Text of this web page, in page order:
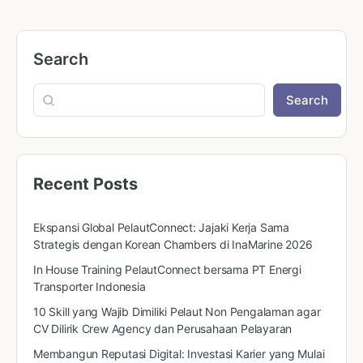
Search
Search
Recent Posts
Ekspansi Global PelautConnect: Jajaki Kerja Sama
Strategis dengan Korean Chambers di InaMarine 2026
In House Training PelautConnect bersama PT Energi
Transporter Indonesia
10 Skill yang Wajib Dimiliki Pelaut Non Pengalaman agar
CV Dilirik Crew Agency dan Perusahaan Pelayaran
Membangun Reputasi Digital: Investasi Karier yang Mulai